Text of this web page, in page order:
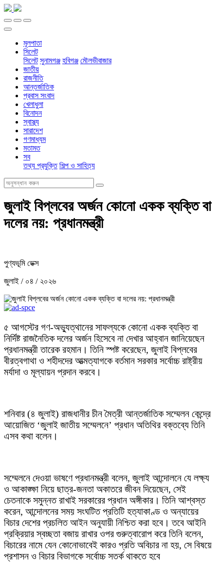
মূলপাতা
সিলেট
সিলেট সুনামগঞ্জ হবিগঞ্জ মৌলভীবাজার
জাতীয়
রাজনীতি
আন্তর্জাতিক
প্রবাস সংবাদ
খেলাধুলা
বিনোদন
স্বাস্থ্য
সারাদেশ
গণমাধ্যম
মতামত
সব
তথ্য প্রযুক্তি শিল্প ও সাহিত্য
জুলাই বিপ্লবের অর্জন কোনো একক ব্যক্তি বা
দলের নয়: প্রধানমন্ত্রী
পুণ্যভূমি ডেক্স
জুলাই / ০৪ / ২০২৬
৫ আগস্টের গণ-অভ্যুত্থানের সাফল্যকে কোনো একক ব্যক্তি বা
নির্দিষ্ট রাজনৈতিক দলের অর্জন হিসেবে না দেখার আহ্বান জানিয়েছেন
প্রধানমন্ত্রী তারেক রহমান। তিনি স্পষ্ট করেছেন, জুলাই বিপ্লবের
বীরত্বগাথা ও শহীদদের আত্মত্যাগকে বর্তমান সরকার সর্বোচ্চ রাষ্ট্রীয়
মর্যাদা ও মূল্যায়ন প্রদান করবে।
শনিবার (৪ জুলাই) রাজধানীর চীন মৈত্রী আন্তর্জাতিক সম্মেলন কেন্দ্রে
আয়োজিত ‘জুলাই জাতীয় সম্মেলনে’ প্রধান অতিথির বক্তব্যে তিনি
এসব কথা বলেন।
সম্মেলনে দেওয়া ভাষণে প্রধানমন্ত্রী বলেন, জুলাই আন্দোলনে যে লক্ষ্য
ও আকাঙ্ক্ষা নিয়ে ছাত্র-জনতা অকাতরে জীবন দিয়েছেন, সেই
চেতনাকে সমুন্নত রাখাই সরকারের প্রধান অঙ্গীকার। তিনি আশ্বস্ত
করেন, আন্দোলনের সময় সংঘটিত প্রতিটি হত্যাকাণ্ড ও অন্যায়ের
বিচার দেশের প্রচলিত আইন অনুযায়ী নিশ্চিত করা হবে। তবে আইনি
প্রক্রিয়ার স্বচ্ছতা বজায় রাখার ওপর গুরুত্বারোপ করে তিনি বলেন,
বিচারের নামে যেন কোনোভাবেই কারও প্রতি অবিচার না হয়, সে বিষয়ে
প্রশাসন ও বিচার বিভাগকে সর্বোচ্চ সতর্ক থাকতে হবে